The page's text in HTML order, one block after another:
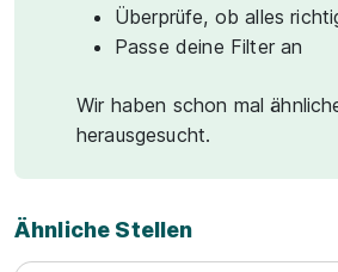
Überprüfe, ob alles
Passe deine Filter an
Wir haben schon mal
herausgesucht.
Ähnliche Stellen